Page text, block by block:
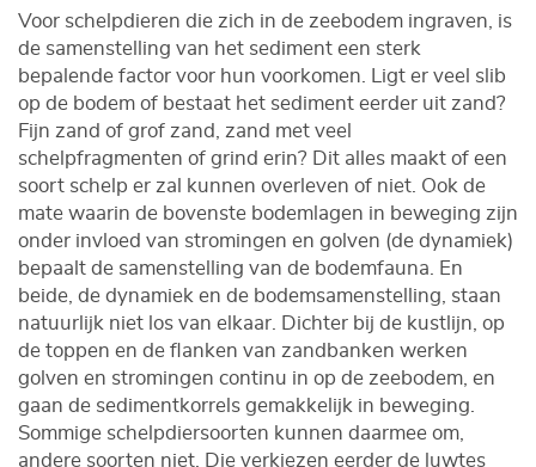
Voor schelpdieren die zich in de zeebodem ingraven, is
de samenstelling van het sediment een sterk
bepalende factor voor hun voorkomen. Ligt er veel slib
op de bodem of bestaat het sediment eerder uit zand?
Fijn zand of grof zand, zand met veel
schelpfragmenten of grind erin? Dit alles maakt of een
soort schelp er zal kunnen overleven of niet. Ook de
mate waarin de bovenste bodemlagen in beweging zijn
onder invloed van stromingen en golven (de dynamiek)
bepaalt de samenstelling van de bodemfauna. En
beide, de dynamiek en de bodemsamenstelling, staan
natuurlijk niet los van elkaar. Dichter bij de kustlijn, op
de toppen en de flanken van zandbanken werken
golven en stromingen continu in op de zeebodem, en
gaan de sedimentkorrels gemakkelijk in beweging.
Sommige schelpdiersoorten kunnen daarmee om,
andere soorten niet. Die verkiezen eerder de luwtes